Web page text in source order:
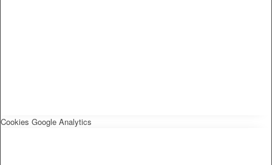
Cookies Google Analytics